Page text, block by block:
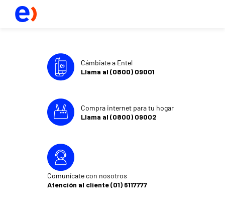
Cámbiate a Entel
Llama al (0800) 09001
Compra internet para tu hogar
Llama al (0800) 09002
Comunícate con nosotros
Atención al cliente (01) 6117777